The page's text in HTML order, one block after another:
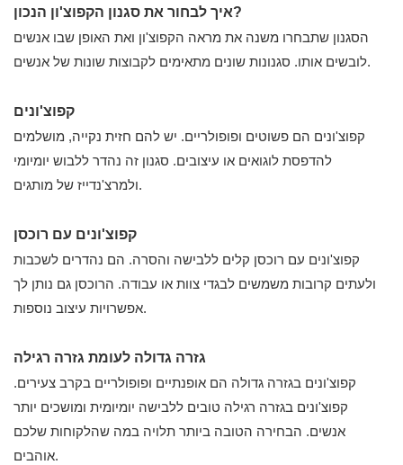
איך לבחור את סגנון הקפוצ'ון הנכון?
הסגנון שתבחרו משנה את מראה הקפוצ'ון ואת האופן שבו אנשים
לובשים אותו. סגנונות שונים מתאימים לקבוצות שונות של אנשים.
קפוצ'ונים
קפוצ'ונים הם פשוטים ופופולריים. יש להם חזית נקייה, מושלמים
להדפסת לוגואים או עיצובים. סגנון זה נהדר ללבוש יומיומי
ולמרצ'נדייז של מותגים.
קפוצ'ונים עם רוכסן
קפוצ'ונים עם רוכסן קלים ללבישה והסרה. הם נהדרים לשכבות
ולעתים קרובות משמשים לבגדי צוות או עבודה. הרוכסן גם נותן לך
אפשרויות עיצוב נוספות.
גזרה גדולה לעומת גזרה רגילה
קפוצ'ונים בגזרה גדולה הם אופנתיים ופופולריים בקרב צעירים.
קפוצ'ונים בגזרה רגילה טובים ללבישה יומיומית ומושכים יותר
אנשים. הבחירה הטובה ביותר תלויה במה שהלקוחות שלכם
אוהבים.